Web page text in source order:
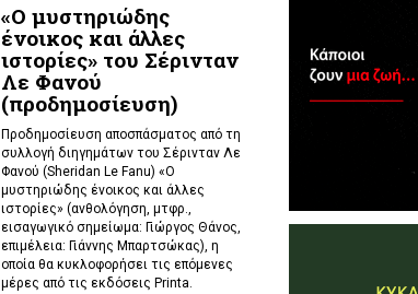
«Ο μυστηριώδης
ένοικος και άλλες
ιστορίες» του Σέρινταν
Λε Φανού
(προδημοσίευση)
Προδημοσίευση αποσπάσματος από τη
συλλογή διηγημάτων του Σέρινταν Λε
Φανού (Sheridan Le Fanu) «Ο
μυστηριώδης ένοικος και άλλες
ιστορίες» (ανθολόγηση, μτφρ.,
εισαγωγικό σημείωμα: Γιώργος Θάνος,
επιμέλεια: Γιάννης Μπαρτσώκας), η
οποία θα κυκλοφορήσει τις επόμενες
μέρες από τις εκδόσεις Printa.